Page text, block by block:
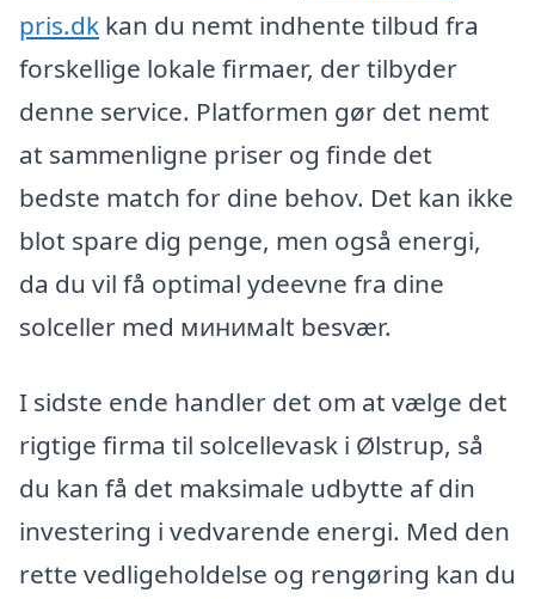
pris.dk kan du nemt indhente tilbud fra
forskellige lokale firmaer, der tilbyder
denne service. Platformen gør det nemt
at sammenligne priser og finde det
bedste match for dine behov. Det kan ikke
blot spare dig penge, men også energi,
da du vil få optimal ydeevne fra dine
solceller med минимalt besvær.
I sidste ende handler det om at vælge det
rigtige firma til solcellevask i Ølstrup, så
du kan få det maksimale udbytte af din
investering i vedvarende energi. Med den
rette vedligeholdelse og rengøring kan du